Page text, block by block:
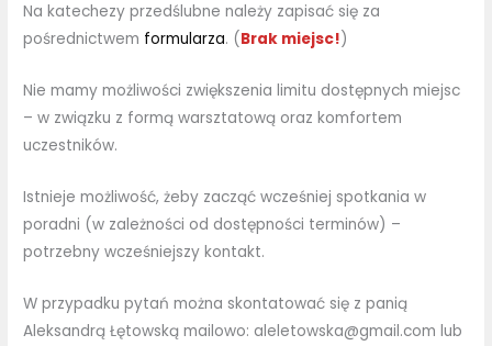
Na katechezy przedślubne należy zapisać się za
pośrednictwem formularza. (Brak miejsc!)
Nie mamy możliwości zwiększenia limitu dostępnych miejsc
– w związku z formą warsztatową oraz komfortem
uczestników.
Istnieje możliwość, żeby zacząć wcześniej spotkania w
poradni (w zależności od dostępności terminów) –
potrzebny wcześniejszy kontakt.
W przypadku pytań można skontatować się z panią
Aleksandrą Łętowską mailowo: aleletowska@gmail.com lub